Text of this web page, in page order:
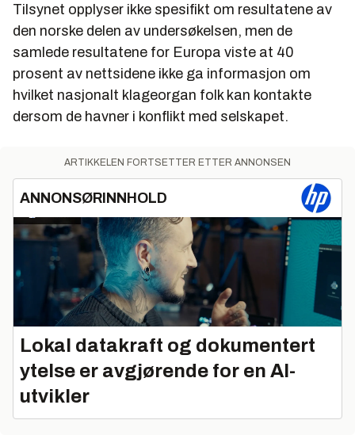
Tilsynet opplyser ikke spesifikt om resultatene av
den norske delen av undersøkelsen, men de
samlede resultatene for Europa viste at 40
prosent av nettsidene ikke ga informasjon om
hvilket nasjonalt klageorgan folk kan kontakte
dersom de havner i konflikt med selskapet.
ARTIKKELEN FORTSETTER ETTER ANNONSEN
ANNONSØRINNHOLD
Lokal datakraft og dokumentert
ytelse er avgjørende for en AI-
utvikler